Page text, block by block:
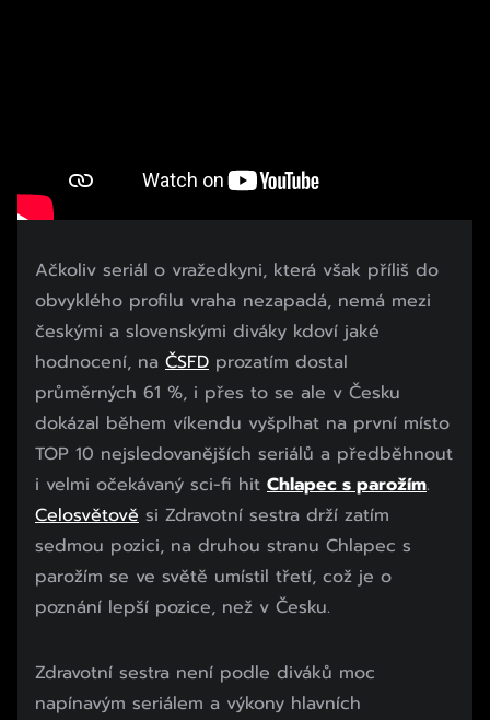
Ačkoliv seriál o vražedkyni, která však příliš do
obvyklého profilu vraha nezapadá, nemá mezi
českými a slovenskými diváky kdoví jaké
hodnocení, na ČSFD prozatím dostal
průměrných 61 %, i přes to se ale v Česku
dokázal během víkendu vyšplhat na první místo
TOP 10 nejsledovanějších seriálů a předběhnout
i velmi očekávaný sci-fi hit Chlapec s parožím.
Celosvětově si Zdravotní sestra drží zatím
sedmou pozici, na druhou stranu Chlapec s
parožím se ve světě umístil třetí, což je o
poznání lepší pozice, než v Česku.
Začátek reklamy
Konec reklamy
Zdravotní sestra není podle diváků moc
napínavým seriálem a výkony hlavních